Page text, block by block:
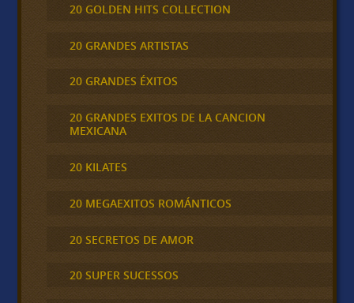
20 GOLDEN HITS COLLECTION
20 GRANDES ARTISTAS
20 GRANDES ÉXITOS
20 GRANDES EXITOS DE LA CANCION
MEXICANA
20 KILATES
20 MEGAEXITOS ROMÁNTICOS
20 SECRETOS DE AMOR
20 SUPER SUCESSOS